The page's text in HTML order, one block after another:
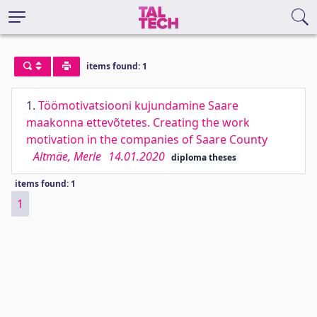
items found: 1
1. Töömotivatsiooni kujundamine Saare
maakonna ettevõtetes. Creating the work
motivation in the companies of Saare County
Altmäe, Merle 14.01.2020 diploma theses
items found: 1
1